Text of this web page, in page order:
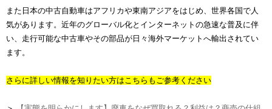
また日本の中古自動車はアフリカや東南アジアをはじめ、世界各国で人
気があります。近年のグローバル化とインターネットの急速な普及に伴
い、走行可能な中古車やその部品が日々海外マーケットへ輸出されてい
ます。
さらに詳しい情報を知りたい方はこちらもご参考ください